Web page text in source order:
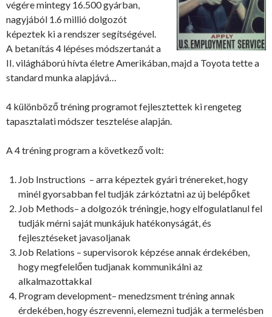
végére mintegy 16.500 gyárban,
nagyjából 1.6 millió dolgozót
képeztek ki a rendszer segítségével.
A betanítás 4 lépéses módszertanát a
II. világháború hívta életre Amerikában, majd a Toyota tette a
standard munka alapjává…
4 különböző tréning programot fejlesztettek ki rengeteg
tapasztalati módszer tesztelése alapján.
A 4 tréning program a következő volt:
Job Instructions – arra képeztek gyári trénereket, hogy
minél gyorsabban fel tudják zárkóztatni az új belépőket
Job Methods– a dolgozók tréningje, hogy elfogulatlanul fel
tudják mérni saját munkájuk hatékonyságát, és
fejlesztéseket javasoljanak
Job Relations – supervisorok képzése annak érdekében,
hogy megfelelően tudjanak kommunikálni az
alkalmazottakkal
Program development– menedzsment tréning annak
érdekében, hogy észrevenni, elemezni tudják a termelésben